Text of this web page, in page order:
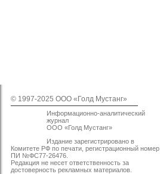
© 1997-2025 OOO «Голд Мустанг»
Информационно-аналитический
журнал
ООО «Голд Мустанг»
Издание зарегистрировано в
Комитете РФ по печати, регистрационный номер
ПИ №ФС77-26476.
Редакция не несет ответственность за
достоверность рекламных материалов.